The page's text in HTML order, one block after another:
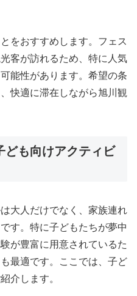
をおすすめします。フェス
客が訪れるため、特に人気
能性があります。希望の条
快適に滞在しながら旭川観
ども向けアクティビ
大人だけでなく、家族連れ
す。特に子どもたちが夢中
が豊富に用意されているた
最適です。ここでは、子ど
介します。